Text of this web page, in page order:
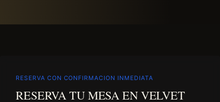
RESERVA CON CONFIRMACION INMEDIATA
RESERVA TU MESA EN VELVET